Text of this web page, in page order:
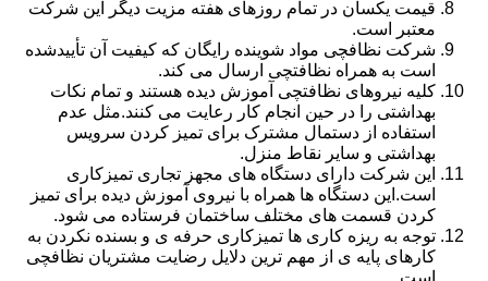
قیمت یکسان در تمام روزهای هفته مزیت دیگر این شرکت
معتبر است.
شرکت نظافچی مواد شوینده رایگان که کیفیت آن تأییدشده
است به همراه نظافتچی ارسال می کند.
کلیه نیروهای نظافتچی آموزش دیده هستند و تمام نکات
بهداشتی را در حین انجام کار رعایت می کنند.مثل عدم
استفاده از دستمال مشترک برای تمیز کردن سرویس
بهداشتی و سایر نقاط منزل.
این شرکت دارای دستگاه های مجهز تجاری تمیزکاری
است.این دستگاه ها همراه با نیروی آموزش دیده برای تمیز
کردن قسمت های مختلف ساختمان فرستاده می شود.
توجه به ریزه کاری ها تمیزکاری حرفه ی و بسنده نکردن به
کارهای پایه ی از مهم ترین دلایل رضایت مشتریان نظافچی